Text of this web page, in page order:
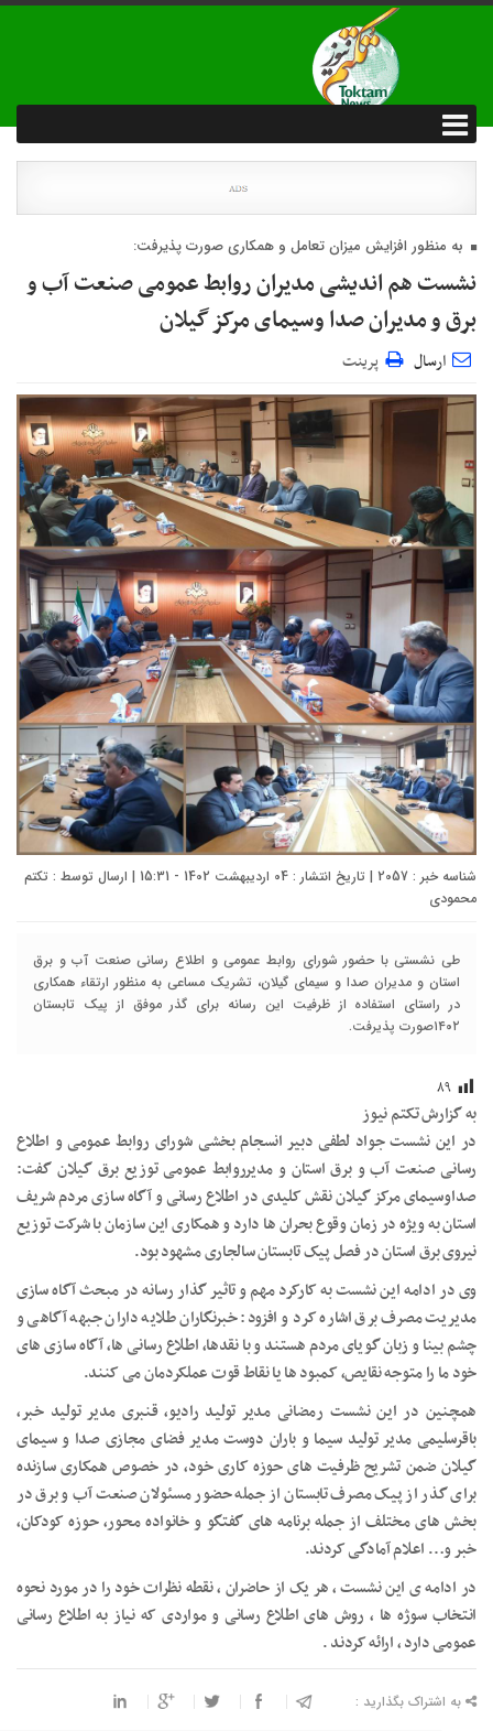
به منظور افزایش میزان تعامل و همکاری صورت پذیرفت:
نشست هم اندیشی مدیران روابط عمومی صنعت آب و
برق و مدیران صدا وسیمای مرکز گیلان
ارسال پرینت
شناسه خبر : 2057 | تاریخ انتشار : 04 اردیبهشت 1402 - 15:31 | ارسال توسط :
تکتم
محمودی
طی نشستی با حضور شورای روابط عمومی و اطلاع رسانی صنعت آب و برق
استان و مدیران صدا و سیمای گیلان، تشریک مساعی به منظور ارتقاء همکاری
در راستای استفاده از ظرفیت این رسانه برای گذر موفق از پیک تابستان
۱۴۰۲صورت پذیرفت.
۸۹
به گزارش تکتم نیوز
در این نشست جواد لطفی دبیر انسجام بخشی شورای روابط عمومی و اطلاع
رسانی صنعت آب و برق استان و مدیرروابط عمومی توزیع برق گیلان گفت:
صداوسیمای مرکز گیلان نقش کلیدی در اطلاع رسانی و آگاه سازی مردم شریف
استان به ویژه در زمان وقوع بحران ها دارد و همکاری این سازمان با شرکت توزیع
نیروی برق استان در فصل پیک تابستان سالجاری مشهود بود.
وی در ادامه این نشست به کارکرد مهم و تاثیر گذار رسانه در مبحث آگاه سازی
مدیریت مصرف برق اشاره کرد و افزود: خبرنگاران طلایه داران جبهه آگاهی و
چشم بینا و زبان گویای مردم هستند و با نقدها، اطلاع رسانی ها، آگاه سازی های
خود ما را متوجه نقایص، کمبود ها یا نقاط قوت عملکردمان می کنند.
همچنین در این نشست رمضانی مدیر تولید رادیو، قنبری مدیر تولید خبر،
باقرسلیمی مدیر تولید سیما و باران دوست مدیر فضای مجازی صدا و سیمای
گیلان ضمن تشریح ظرفیت های حوزه کاری خود، در خصوص همکاری سازنده
برای گذر از پیک مصرف تابستان از جمله حضور مسئولان صنعت آب و برق در
بخش های مختلف از جمله برنامه های گفتگو و خانواده محور، حوزه کودکان،
خبر و… اعلام آمادگی کردند.
در ادامه ی این نشست ، هر یک از حاضران ، نقطه نظرات خود را در مورد نحوه
انتخاب سوژه ها ، روش های اطلاع رسانی و مواردی که نیاز به اطلاع رسانی
عمومی دارد ، ارائه کردند .
به اشتراک بگذارید :